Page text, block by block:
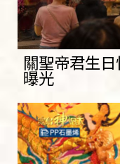
關聖帝君生
曝光